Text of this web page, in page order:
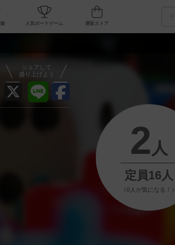
カフェ/店舗 人気ボードゲーム
シェアして
盛り上げよう
2 人
定員16人
（0人が気になる！）